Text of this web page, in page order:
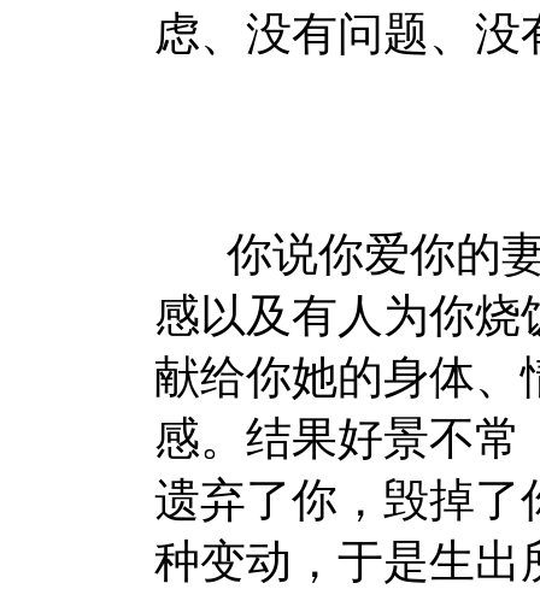
虑、没有问题、没
你说你爱你的妻
感以及有人为你烧
献给你她的身体、
感。结果好景不常
遗弃了你，毁掉了
种变动，于是生出